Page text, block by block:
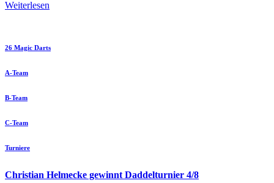
Weiterlesen
26 Magic Darts
A-Team
B-Team
C-Team
Turniere
Christian Helmecke gewinnt Daddelturnier 4/8